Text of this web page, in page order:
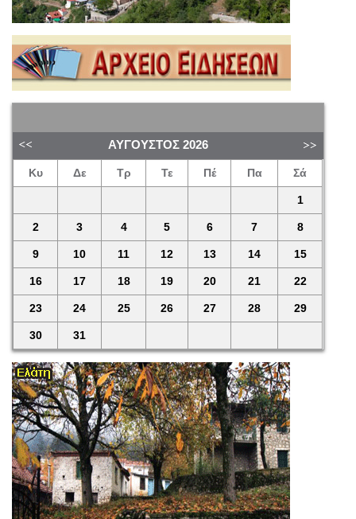
ΑΎΓΟΥΣΤΟΣ 2026
Κυ Δε Τρ Τε Πέ Πα Σά
1
2 3 4 5 6 7 8
9 10 11 12 13 14 15
16 17 18 19 20 21 22
23 24 25 26 27 28 29
30 31